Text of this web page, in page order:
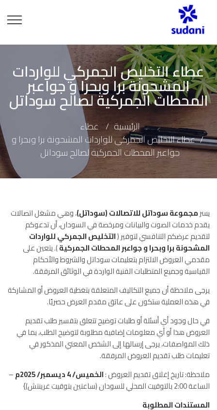
عطاء التخليص الجمركي للواردات
المشحونة برا وبحرا و جواعبر
المحطات الجمركية لصالح سوداتل
الرئيسية
عطاء
عطاء التخليص الجمركي للواردات المشحونة برا وبحرا و
جواعبر المحطات الجمركية لصالح سوداتل
يسرمجموعة سوداتل للاتصالات (سوداتل)، وهي مشغل اتصالات
يقدم خدمات الصوت والبيانات ومرخصة في السودان، أن تدعوكم
لتقديم عرضكم التنافسي لتوفير (التخليص الجمركي للواردات
المشحونة برا وبحرا و جواعبر المحطات الجمركية). يتعين على
مقدمي العروض الالتزام بتعليمات سوداتل والشروط والأحكام
القياسية وجميع المتطلبات الفنية الواردة في الوثائق المرفقة.
يرجى ملاحظة أن جميع التكاليف المتعلقة بتغطية العروض أو المشاركة
في هذه العملية ستكون على عاتق مقدم العرض حصريًا.
في حال وجود أي أسئلة أو طلبات توضيح تتعلق بتفسير طلب تقديم
العروض هذا أو أي معلومات إضافية مطلوبة لتوضيح الطلب، بما في
ذلك المواصفات، يرجى إرسالها إلى الشخص المعني المذكور في
تعليمات طلب تقديم العروض المرفقة.
ملاحظة: تاريخ إغلاق تقديم العروض :الخميس/ 4 ديسمبر/ 2025م
–
الساعة 2:00 بالتوقيت المحلي للسودان (ساعتين بتوقيت غرينتش)}
المستندات المطلوبة